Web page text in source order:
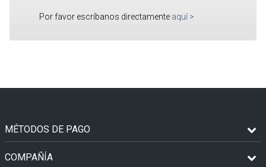
Por favor escríbanos directamente aquí >
MÉTODOS DE PAGO
COMPAÑÍA